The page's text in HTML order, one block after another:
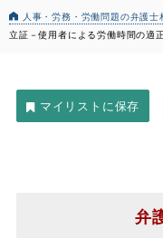
人事・労務・労働問題の弁護士
立証－使用者による労働時間の適
弁